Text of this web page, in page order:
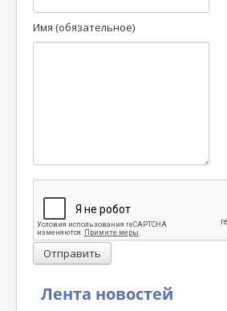
Лента новостей
Имя (обязательное)
Отправить